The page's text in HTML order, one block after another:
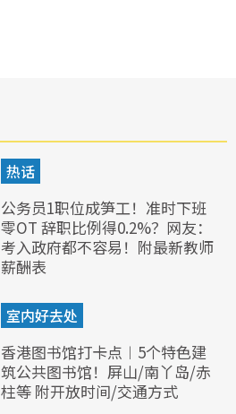
热话
公务员1职位成笋工！准时下班
零OT 辞职比例得0.2%？网友：
考入政府都不容易！附最新教师
薪酬表
室内好去处
香港图书馆打卡点︱5个特色建
筑公共图书馆！屏山/南丫岛/赤
柱等 附开放时间/交通方式